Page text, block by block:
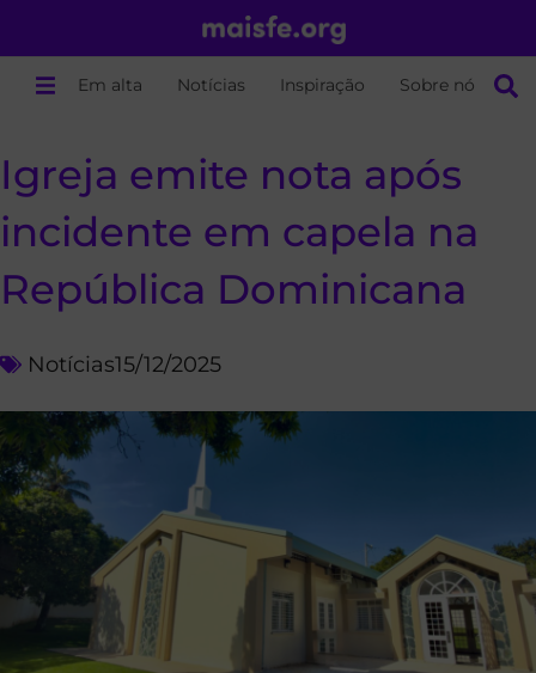
Em alta Notícias Inspiração Sobre nós
Igreja emite nota após
incidente em capela na
República Dominicana
Notícias15/12/2025